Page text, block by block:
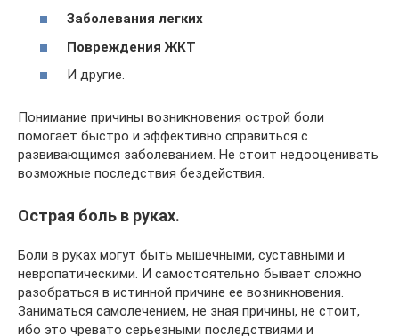
Заболевания легких
Повреждения ЖКТ
И другие.
Понимание причины возникновения острой боли
помогает быстро и эффективно справиться с
развивающимся заболеванием. Не стоит недооценивать
возможные последствия бездействия.
Острая боль в руках.
Боли в руках могут быть мышечными, суставными и
невропатическими. И самостоятельно бывает сложно
разобраться в истинной причине ее возникновения.
Заниматься самолечением, не зная причины, не стоит,
ибо это чревато серьезными последствиями и